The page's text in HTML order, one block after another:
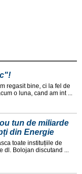
regasit bine, ci la fel de
o luna, cand am int ...
tun de miliarde
din Energie
toate instituțiile de
dl. Bolojan discutand ...